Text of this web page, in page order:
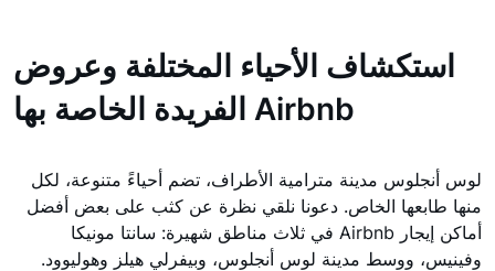
استكشاف الأحياء المختلفة وعروض
Airbnb الفريدة الخاصة بها
لوس أنجلوس مدينة مترامية الأطراف، تضم أحياءً متنوعة، لكل
منها طابعها الخاص. دعونا نلقي نظرة عن كثب على بعض أفضل
أماكن إيجار Airbnb في ثلاث مناطق شهيرة: سانتا مونيكا
وفينيس، ووسط مدينة لوس أنجلوس، وبيفرلي هيلز وهوليوود.